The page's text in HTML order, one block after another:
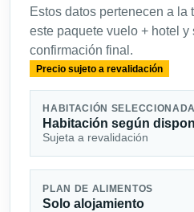
Estos datos pertenecen a la
este paquete vuelo + hotel
confirmación final.
Precio sujeto a revalidación
HABITACIÓN SELECCIONADA
Habitación según
Sujeta a revalidación
PLAN DE ALIMENTOS
Solo alojamiento